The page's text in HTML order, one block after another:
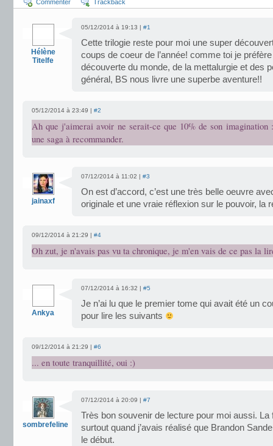
Commenter Trackback
Hélène
Titelfe
05/12/2014 à 19:13 | #1
Cette trilogie reste pour moi une super
coups de coeur de l’année! comme toi je
découverte du monde, de la mettalurgie et des
général, BS nous livre une superbe aventure!!
05/12/2014 à 23:49 | #2
Ah que j'aimerai avoir ne serait-ce que 10% de son imagination
une saga à recommander.
jainaxf
07/12/2014 à 11:02 | #3
On est d’accord, c’est une très belle oeuvre
originale et une vraie réflexion sur le pouvoir, la
09/12/2014 à 21:29 | #4
Oh zut, je n'avais pas vu ta chronique, je m'en vais de ce pas la
Ankya
07/12/2014 à 16:32 | #5
Je n’ai lu que le premier tome qui avait été un
pour lire les suivants
09/12/2014 à 21:29 | #6
... en toute tranquillité, oui :)
sombrefeline
07/12/2014 à 20:09 | #7
Très bon souvenir de lecture pour moi aussi. La
surtout quand j’avais réalisé que Brandon
le début.